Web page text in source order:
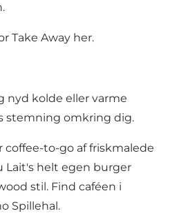
Take Away her.
nyd kolde eller varme
stemning omkring dig.
coffee-to-go af friskmalede
Lait's helt egen burger
stil. Find caféen i
Spillehal.